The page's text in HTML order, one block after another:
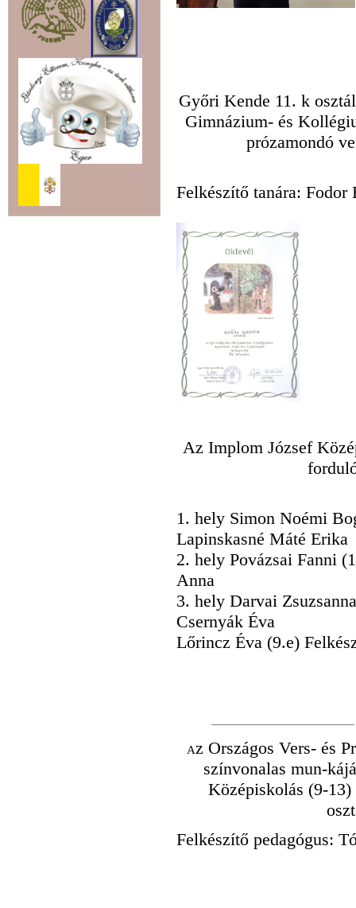
Győri Kende 11. k
Gimnázium- és
prózamondó
Felkészítő tanára: Fodor
Az Implom József
1. hely Simon Noémi
Lapinskasné Máté Erika
2. hely Povázsai Fanni
Anna
3. hely Darvai
Csernyák Éva
Lőrincz Éva (9.e)
Az Országos Vers- és
színvonalas mun-
Középiskolás (9-13)
Felkészítő pedagógus: